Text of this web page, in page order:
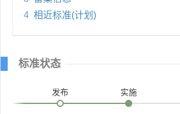
4 相近标准(计划)
标准状态
发布 实施